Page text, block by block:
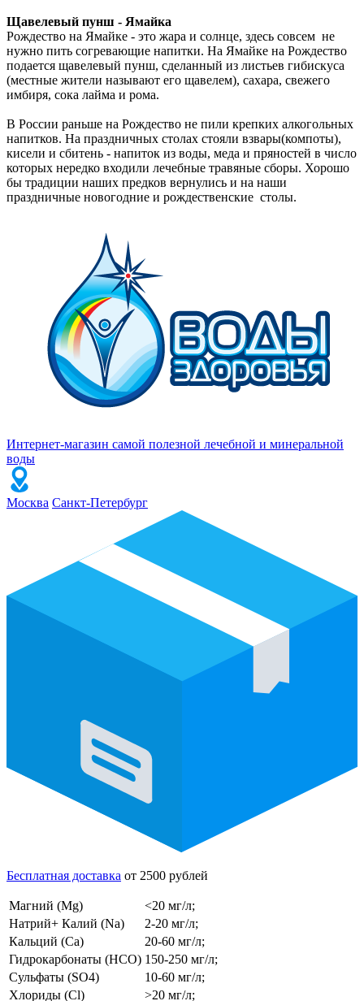
Щавелевый пунш - Ямайка
Рождество на Ямайке - это жара и солнце, здесь совсем не
нужно пить согревающие напитки. На Ямайке на Рождество
подается щавелевый пунш, сделанный из листьев гибискуса
(местные жители называют его щавелем), сахара, свежего
имбиря, сока лайма и рома.
В России раньше на Рождество не пили крепких алкогольных
напитков. На праздничных столах стояли взвары(компоты),
кисели и сбитень - напиток из воды, меда и пряностей в число
которых нередко входили лечебные травяные сборы. Хорошо
бы традиции наших предков вернулись и на наши
праздничные новогодние и рождественские столы.
Интернет-магазин самой полезной лечебной и минеральной
воды
Москва Санкт-Петербург
Бесплатная доставка от 2500 рублей
Магний (Mg)
<20 мг/л;
Натрий+ Калий (Na)
2-20 мг/л;
Кальций (Ca)
20-60 мг/л;
Гидрокарбонаты (HCO) 150-250 мг/л;
Сульфаты (SO4)
10-60 мг/л;
Хлориды (Cl)
>20 мг/л;